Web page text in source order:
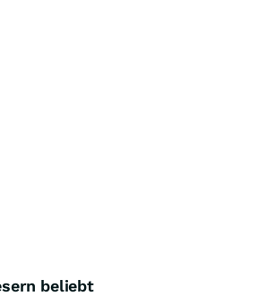
beliebt